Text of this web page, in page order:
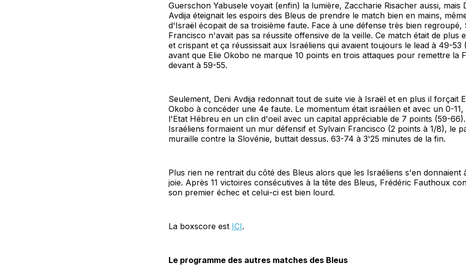
Guerschon Yabusele voyait (enfin) la lumière, Zaccharie Risacher aussi, mais
Avdija éteignait les espoirs des Bleus de prendre le match bien en mains,
d'Israël écopait de sa troisième faute. Face à une défense très bien regroupé,
Francisco n'avait pas sa réussite offensive de la veille. Ce match était de plus
et crispant et ça réussissait aux Israéliens qui avaient toujours le lead à 49-53
avant que Elie Okobo ne marque 10 points en trois attaques pour remettre la
devant à 59-55.
Seulement, Deni Avdija redonnait tout de suite vie à Israël et en plus il forçait
Okobo à concéder une 4e faute. Le momentum était israélien et avec un 0-11,
l'Etat Hébreu en un clin d'oeil avec un capital appréciable de 7 points (59-
Israéliens formaient un mur défensif et Sylvain Francisco (2 points à 1/8), le
muraille contre la Slovénie, buttait dessus. 63-74 à 3'25 minutes de la fin.
Plus rien ne rentrait du côté des Bleus alors que les Israéliens s'en donnaient
joie. Après 11 victoires consécutives à la tête des Bleus, Frédéric Fauthoux
son premier échec et celui-ci est bien lourd.
La boxscore est ICI.
Le programme des autres matches des Bleus